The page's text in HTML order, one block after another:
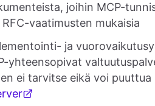
joihin MCP-
vaatimusten mukaisia
ja
yhteensopivat
ei tarvitse eikä voi puuttua